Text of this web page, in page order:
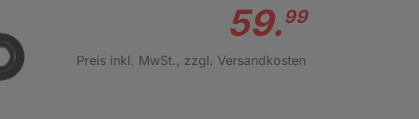
59.99
Preis inkl. MwSt., zzgl. Versandkosten